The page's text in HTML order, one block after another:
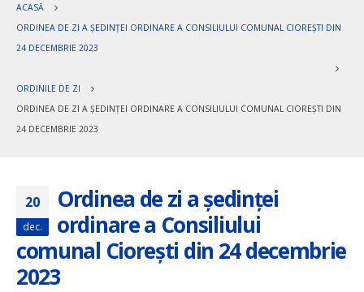
ACASĂ
ORDINEA DE ZI A ȘEDINȚEI ORDINARE A CONSILIULUI COMUNAL CIOREȘTI DIN
24 DECEMBRIE 2023
ORDINILE DE ZI
ORDINEA DE ZI A ȘEDINȚEI ORDINARE A CONSILIULUI COMUNAL CIOREȘTI DIN
24 DECEMBRIE 2023
20
dec.
Ordinea de zi a ședinței
ordinare a Consiliului
comunal Ciorești din 24 decembrie
2023